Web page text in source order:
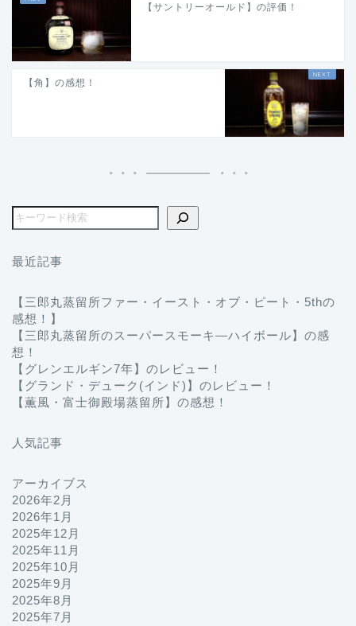
【サントリーオールド】の評価！
【角】の感想！
最近記事
【三郎丸蒸留所ファー・イースト・オブ・ピート・5thの
感想！】
【三郎丸蒸留所のスーパースモーキ―ハイボール】の感
想！
【グレンエルギン7年】のレビュー！
【グランド・デューク(インド)】のレビュー！
【薫風・富士御殿場蒸留所】の感想！
人気記事
アーカイブス
2026年2月
2026年1月
2025年12月
2025年11月
2025年10月
2025年9月
2025年8月
2025年7月